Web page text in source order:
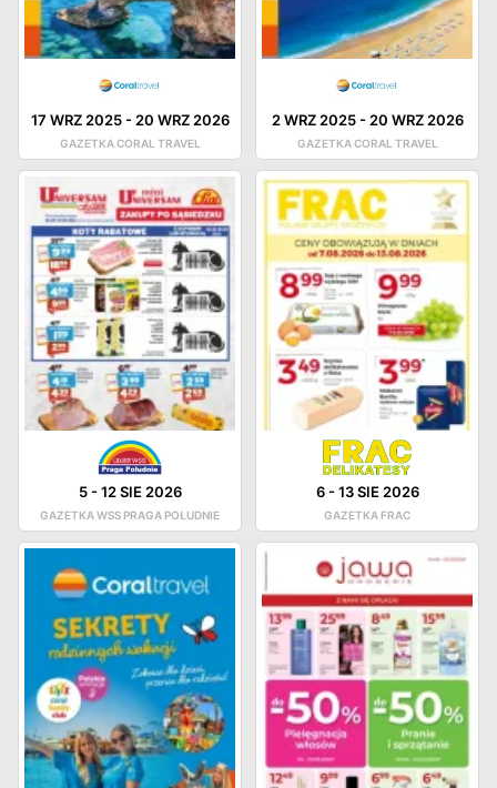
17 WRZ 2025- 20 WRZ 2026
GAZETKA CORAL TRAVEL
2 WRZ 2025- 20 WRZ 2026
GAZETKA CORAL TRAVEL
5-12 SIE 2026
GAZETKA WSS PRAGA POŁUDNIE
6-13 SIE 2026
GAZETKA FRAC